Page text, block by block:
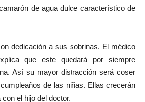
de agua dulce característico de
dedicación a sus sobrinas. El médico
que este quedará por siempre
Así su mayor distracción será coser
de las niñas. Ellas crecerán
el hijo del doctor.